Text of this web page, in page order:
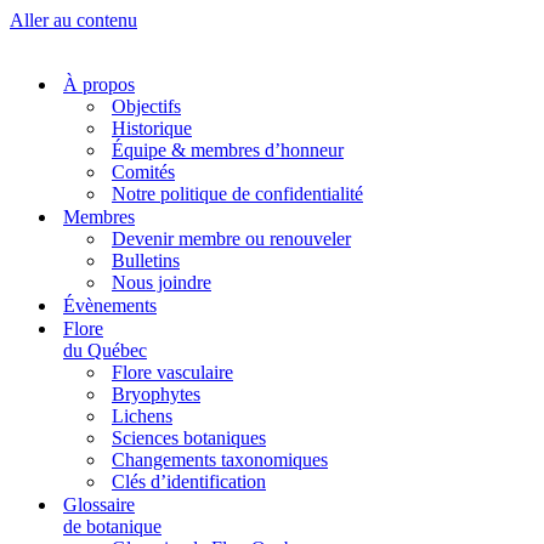
Aller au contenu
À propos
Objectifs
Historique
Équipe & membres d’honneur
Comités
Notre politique de confidentialité
Membres
Devenir membre ou renouveler
Bulletins
Nous joindre
Évènements
Flore
du Québec
Flore vasculaire
Bryophytes
Lichens
Sciences botaniques
Changements taxonomiques
Clés d’identification
Glossaire
de botanique